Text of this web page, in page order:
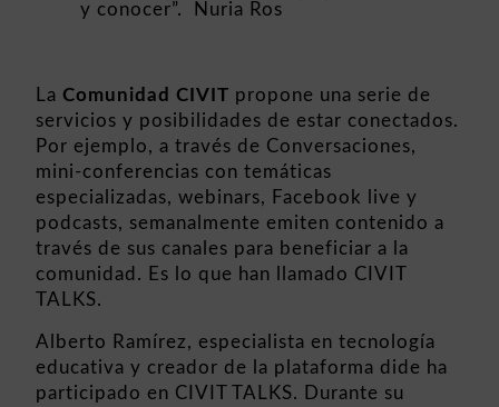
y conocer”. Nuria Ros
La Comunidad CIVIT propone una serie de
servicios y posibilidades de estar conectados.
Por ejemplo, a través de Conversaciones,
mini-conferencias con temáticas
especializadas, webinars, Facebook live y
podcasts, semanalmente emiten contenido a
través de sus canales para beneficiar a la
comunidad. Es lo que han llamado CIVIT
TALKS.
Alberto Ramírez, especialista en tecnología
educativa y creador de la plataforma dide ha
participado en CIVIT TALKS. Durante su